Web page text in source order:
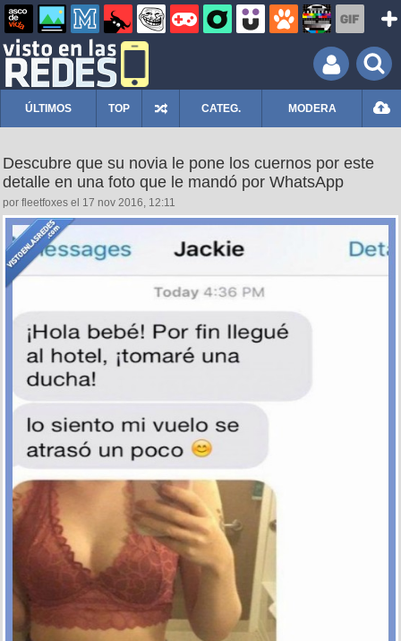
ÚLTIMOS TOP CATEG. MODERA
Descubre que su novia le pone los cuernos por este
detalle en una foto que le mandó por WhatsApp
por fleetfoxes el 17 nov 2016, 12:11